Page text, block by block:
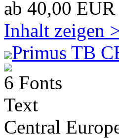
ab 40,00 EUR
Inhalt zeigen
Primus TB
6 Fonts
Text
Central